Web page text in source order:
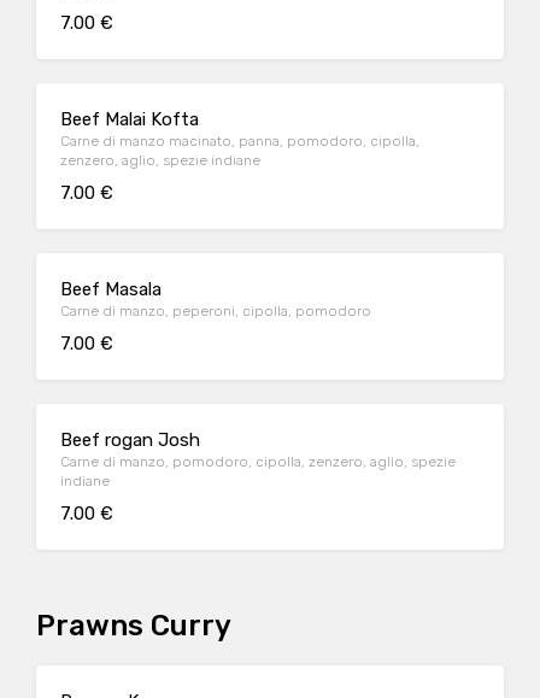
7.00 €
Beef Malai Kofta
Carne di manzo macinato, panna, pomodoro, cipolla,
zenzero, aglio, spezie indiane
7.00 €
Beef Masala
Carne di manzo, peperoni, cipolla, pomodoro
7.00 €
Beef rogan Josh
Carne di manzo, pomodoro, cipolla, zenzero, aglio, spezie
indiane
7.00 €
Prawns Curry